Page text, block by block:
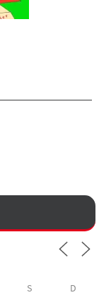
S D